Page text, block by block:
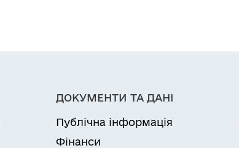
ДОКУМЕНТИ ТА ДАНІ
Публічна інформація
Фінанси